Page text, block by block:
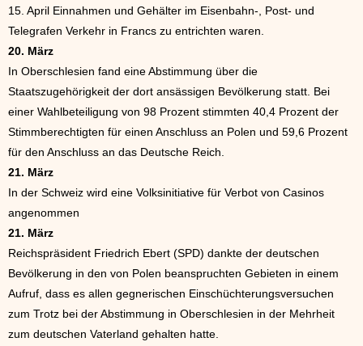
15. April Einnahmen und Gehälter im Eisenbahn-, Post- und
Telegrafen Verkehr in Francs zu entrichten waren.
20. März
In Oberschlesien fand eine Abstimmung über die
Staatszugehörigkeit der dort ansässigen Bevölkerung statt. Bei
einer Wahlbeteiligung von 98 Prozent stimmten 40,4 Prozent der
Stimmberechtigten für einen Anschluss an Polen und 59,6 Prozent
für den Anschluss an das Deutsche Reich.
21. März
In der Schweiz wird eine Volksinitiative für Verbot von Casinos
angenommen
21. März
Reichspräsident Friedrich Ebert (SPD) dankte der deutschen
Bevölkerung in den von Polen beanspruchten Gebieten in einem
Aufruf, dass es allen gegnerischen Einschüchterungsversuchen
zum Trotz bei der Abstimmung in Oberschlesien in der Mehrheit
zum deutschen Vaterland gehalten hatte.